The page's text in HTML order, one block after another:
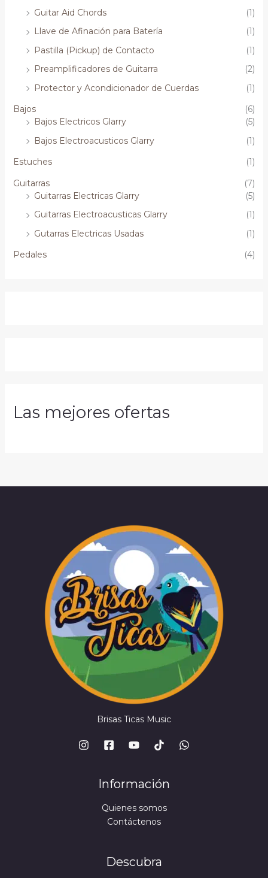
Guitar Aid Chords
(1)
Llave de Afinación para Batería
(1)
Pastilla (Pickup) de Contacto
(1)
Preamplificadores de Guitarra
(2)
Protector y Acondicionador de Cuerdas
(1)
Bajos
(6)
Bajos Electricos Glarry
(5)
Bajos Electroacusticos Glarry
(1)
Estuches
(1)
Guitarras
(7)
Guitarras Electricas Glarry
(5)
Guitarras Electroacusticas Glarry
(1)
Gutarras Electricas Usadas
(1)
Pedales
(4)
Las mejores ofertas
Brisas Ticas Music
Información
Quienes somos
Contáctenos
Descubra